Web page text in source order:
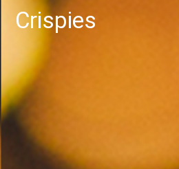
Crispies